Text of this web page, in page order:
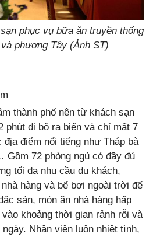
phục vụ bữa ăn truyền thống
phương Tây (Ảnh ST)
thành phố nên từ khách sạn
phút đi bộ ra biển và chỉ mất 7
điểm nổi tiếng như Tháp bà
Gồm 72 phòng ngủ có đầy đủ
tối đa nhu cầu du khách,
hàng và bể bơi ngoài trời để
sản, món ăn nhà hàng hấp
khoảng thời gian rảnh rỗi và
Nhân viên luôn nhiệt tình,